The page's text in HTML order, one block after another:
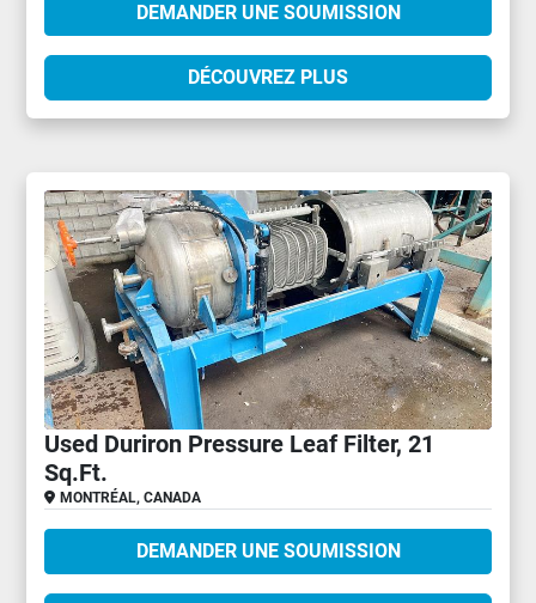
DEMANDER UNE SOUMISSION
DÉCOUVREZ PLUS
Used Duriron Pressure Leaf Filter, 21
Sq.Ft.
MONTRÉAL, CANADA
DEMANDER UNE SOUMISSION